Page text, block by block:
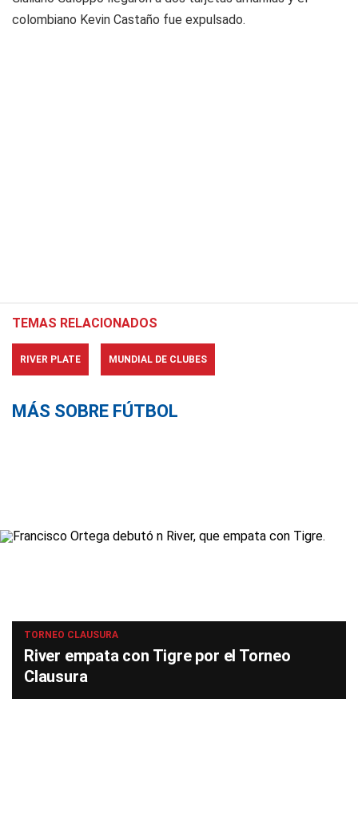
colombiano Kevin Castaño fue expulsado.
TEMAS RELACIONADOS
RIVER PLATE MUNDIAL DE CLUBES
MÁS SOBRE FÚTBOL
TORNEO CLAUSURA
River empata con Tigre por el Torneo
Clausura